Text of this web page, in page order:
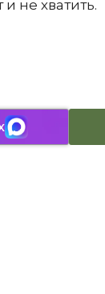
не хватить.